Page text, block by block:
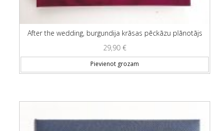
After the wedding, burgundija krāsas pēckāzu plānotājs
29,90 €
Pievienot grozam